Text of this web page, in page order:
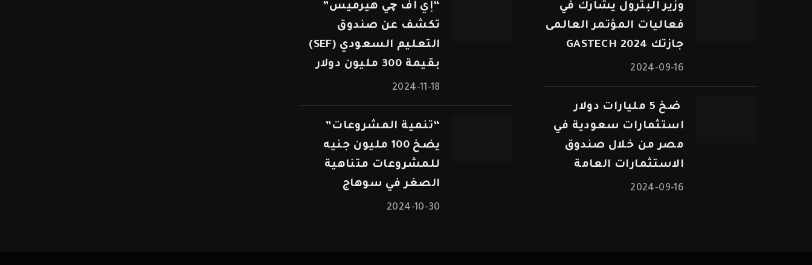
وزير البترول يشارك في
فعاليات المؤتمر العالمى
جازتك 2024 GASTECH
2024-09-16
⁠ ضخ 5 مليارات دولار
استثمارات سعودية في
مصر من خلال صندوق
الاستثمارات العامة
2024-09-16
“إي اف چي هيرميس”
تكشف عن صندوق
التعليم السعودي (SEF)
بقيمة 300 مليون دولار
2024-11-18
“تنمية المشروعات”
يضخ 100 مليون جنيه
للمشروعات متناهية
الصغر في سوهاج
2024-10-30